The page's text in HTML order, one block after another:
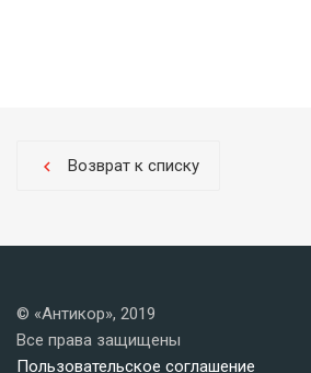
chevron_left Возврат к списку
© «Антикор», 2019
Все права защищены
Пользовательское соглашение